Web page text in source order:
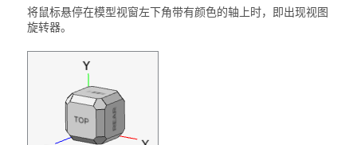
将鼠标悬停在模型视窗左下角带有颜色的轴上时，即出现视图
旋转器。